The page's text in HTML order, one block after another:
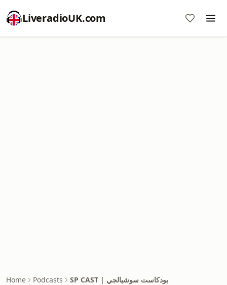
LiveradioUK.com
Home Podcasts SP CAST | بودكاست سوشيالجي